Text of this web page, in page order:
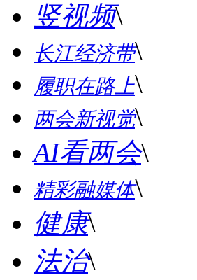
竖视频\
长江经济带\
履职在路上\
两会新视觉\
AI看两会\
精彩融媒体\
健康\
法治\